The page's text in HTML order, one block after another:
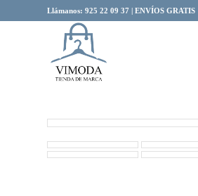
Llámanos: 925 22 09 37 | ENVÍOS GRATIS